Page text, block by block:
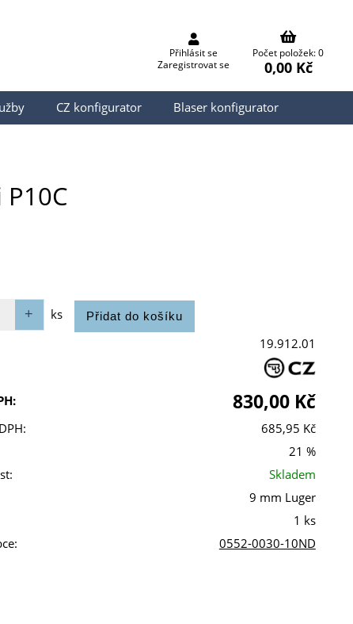
Přihlásit se
Zaregistrovat se
Počet položek: 0
0,00 Kč
CZ konfigurator Blaser konfigurator
ks
19.912.01
830,00 Kč
685,95 Kč
21 %
Skladem
9 mm Luger
1 ks
0552-0030-10ND